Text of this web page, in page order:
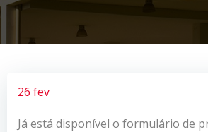
26 fev
Já está disponível o formulário de